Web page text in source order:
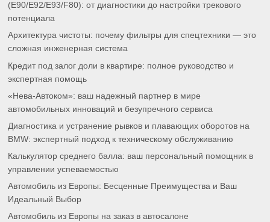
(E90/E92/E93/F80): от диагностики до настройки трекового
потенциала
Архитектура чистоты: почему фильтры для спецтехники — это
сложная инженерная система
Кредит под залог доли в квартире: полное руководство и
экспертная помощь
«Нева-Автоком»: ваш надежный партнер в мире
автомобильных инноваций и безупречного сервиса
Диагностика и устранение рывков и плавающих оборотов на
BMW: экспертный подход к техническому обслуживанию
Калькулятор среднего балла: ваш персональный помощник в
управлении успеваемостью
Автомобиль из Европы: Бесценные Преимущества и Ваш
Идеальный Выбор
Автомобиль из Европы на заказ в автосалоне